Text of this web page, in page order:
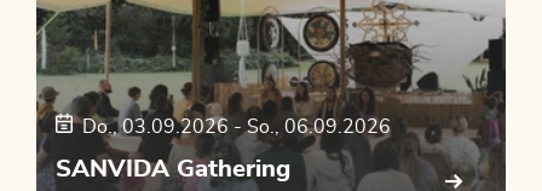
Do., 03.09.2026 -So., 06.09.2026
SANVIDA Gathering